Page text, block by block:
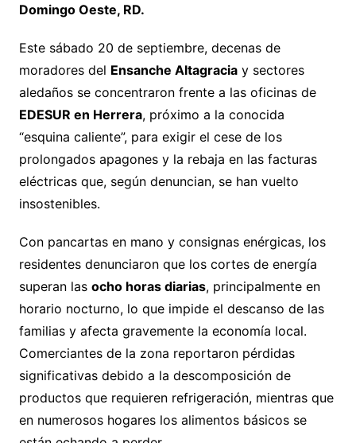
Domingo Oeste, RD.
Este sábado 20 de septiembre, decenas de
moradores del Ensanche Altagraciay sectores
aledaños se concentraron frente a las oficinas de
EDESUR en Herrera, próximo a la conocida
“esquina caliente”, para exigir el cese de los
prolongados apagones y la rebaja en las facturas
eléctricas que, según denuncian, se han vuelto
insostenibles.
Con pancartas en mano y consignas enérgicas, los
residentes denunciaron que los cortes de energía
superan las ocho horas diarias, principalmente en
horario nocturno, lo que impide el descanso de las
familias y afecta gravemente la economía local.
Comerciantes de la zona reportaron pérdidas
significativas debido a la descomposición de
productos que requieren refrigeración, mientras que
en numerosos hogares los alimentos básicos se